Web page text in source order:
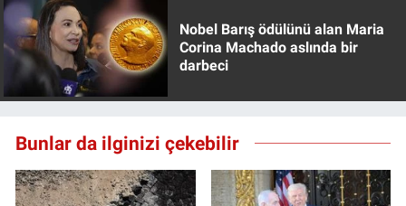
Nobel Barış ödülünü alan Maria
Corina Machado aslında bir
darbeci
Bunlar da ilginizi çekebilir